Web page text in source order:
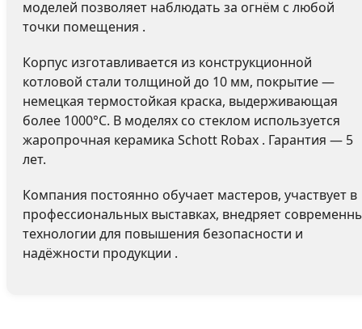
моделей позволяет наблюдать за огнём с любой
точки помещения .
Корпус изготавливается из конструкционной
котловой стали толщиной до 10 мм, покрытие —
немецкая термостойкая краска, выдерживающая
более 1000°C. В моделях со стеклом используется
жаропрочная керамика Schott Robax . Гарантия — 5
лет.
Компания постоянно обучает мастеров, участвует в
профессиональных выставках, внедряет
технологии для повышения безопасности и
надёжности продукции .